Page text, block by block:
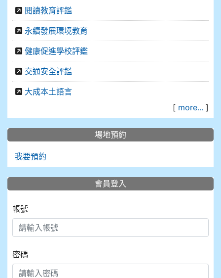
閱讀教育評鑑
永續發展環境教育
健康促進學校評鑑
交通安全評鑑
大成本土語言
[ more... ]
場地預約
我要預約
會員登入
帳號
密碼